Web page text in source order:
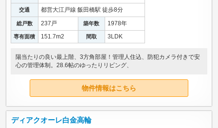
交通 都営大江戸線 飯田橋駅 徒歩8分
総戸数 237戸 築年数 1978年
専有面積 151.7m2 間取 3LDK
陽当たりの良い最上階、3方角部屋！管理人住込、防犯カメラ付きで安
心の管理体制。28.6帖のゆったりリビング、
物件情報はこちら
ディアクオーレ白金高輪